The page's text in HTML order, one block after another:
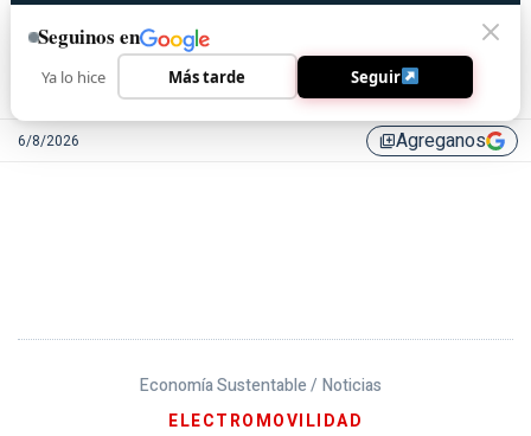
6/8/2026 library_addAgreganos
Economía Sustentable / Noticias
ELECTROMOVILIDAD
Seguinos en
Ya lo hice Más tarde Seguir